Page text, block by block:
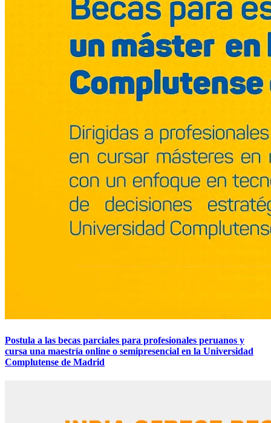
Postula a las becas parciales para profesionales peruanos y
cursa una maestría online o semipresencial en la Universidad
Complutense de Madrid